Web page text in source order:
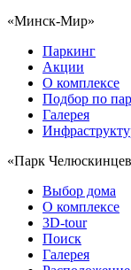
«Минск-Мир»
Паркинг
Акции
О комплексе
Подбор по
Галерея
«Парк
Выбор дома
О комплексе
3D-tour
Поиск
Галерея